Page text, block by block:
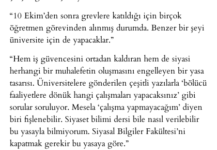
“10 Ekim’den sonra grevlere katıldığı için birçok
öğretmen görevinden alınmış durumda. Benzer bir şeyi
üniversite için de yapacaklar.”
“Hem iş güvencesini ortadan kaldıran hem de siyasi
herhangi bir muhalefetin oluşmasını engelleyen bir yasa
tasarısı. Üniversitelere gönderilen çeşitli yazılarla ‘bölücü
faaliyetlere dönük hangi çalışmaları yapacaksınız’ gibi
sorular soruluyor. Mesela ‘çalışma yapmayacağım’ diyen
biri fişlenebilir. Siyaset bilimi dersi bile nasıl verilebilir
bu yasayla bilmiyorum. Siyasal Bilgiler Fakültesi’ni
kapatmak gerekir bu yasaya göre.”